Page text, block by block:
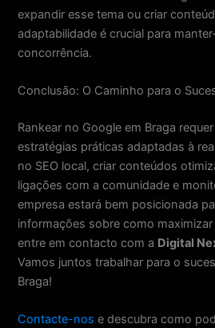
expandir esse tema ou criar
adaptabilidade é crucial para
concorrência.
Conclusão: O Caminho para o
Rankear no Google em Braga
estratégias práticas adaptadas à
no SEO local, criar conteúdos
ligações com a comunidade e
empresa estará bem posicionada
informações sobre como
entre em contacto com a Digital
Vamos juntos trabalhar para o
Braga!
Contacte-nos e descubra como